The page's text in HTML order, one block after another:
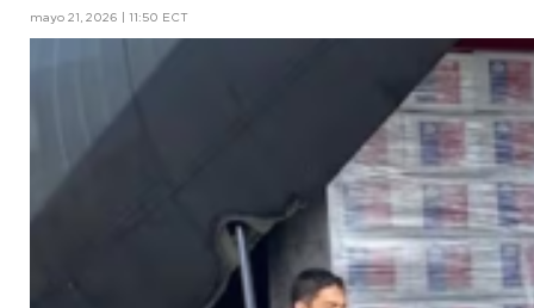
mayo 21, 2026 | 11:50 ECT